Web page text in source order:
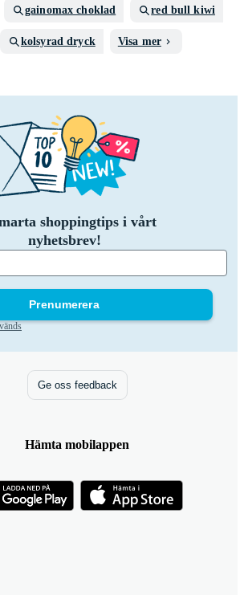
gainomax choklad red bull kiwi
kolsyrad dryck Visa mer
shoppingtips i vårt
nyhetsbrev!
Prenumerera
Ge oss feedback
Hämta mobilappen